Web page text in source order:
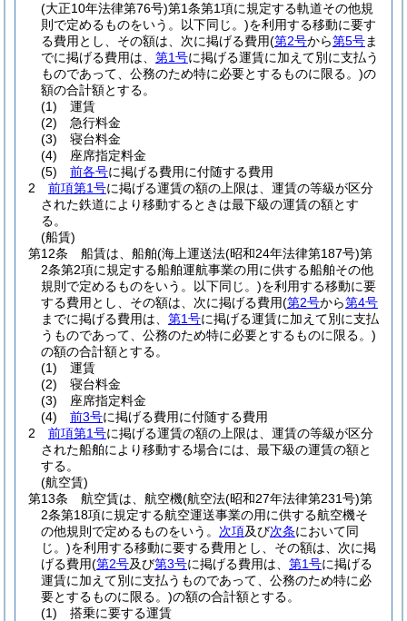
(大正10年法律第76号)第1条第1項に規定する軌道その他規
則で定めるものをいう。以下同じ。)を利用する移動に要す
る費用とし、その額は、次に掲げる費用(第2号から第5号ま
でに掲げる費用は、 第1号に掲げる運賃に加えて別に支払う
ものであって、公務のため特に必要とするものに限る。)の
額の合計額とする。
(1)
運賃
(2)
急行料金
(3)
寝台料金
(4)
座席指定料金
(5)
前各号に掲げる費用に付随する費用
2
前項第1号に掲げる運賃の額の上限は、運賃の等級が区分
された鉄道により移動するときは最下級の運賃の額とす
る。
(船賃)
第12条
船賃は、船舶(海上運送法(昭和24年法律第187号)第
2条第2項に規定する船舶運航事業の用に供する船舶その他
規則で定めるものをいう。以下同じ。)を利用する移動に要
する費用とし、その額は、次に掲げる費用(第2号から第4号
までに掲げる費用は、 第1号に掲げる運賃に加えて別に支払
うものであって、公務のため特に必要とするものに限る。)
の額の合計額とする。
(1)
運賃
(2)
寝台料金
(3)
座席指定料金
(4)
前3号に掲げる費用に付随する費用
2
前項第1号に掲げる運賃の額の上限は、運賃の等級が区分
された船舶により移動する場合には、最下級の運賃の額と
する。
(航空賃)
第13条
航空賃は、航空機(航空法(昭和27年法律第231号)第
2条第18項に規定する航空運送事業の用に供する航空機そ
の他規則で定めるものをいう。 次項及び次条において同
じ。)を利用する移動に要する費用とし、その額は、次に掲
げる費用(第2号及び第3号に掲げる費用は、 第1号に掲げる
運賃に加えて別に支払うものであって、公務のため特に必
要とするものに限る。)の額の合計額とする。
(1)
搭乗に要する運賃